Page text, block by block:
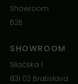
Showroom
B2B
SHOWROOM
Sliačska 1
831 02 Bratislava